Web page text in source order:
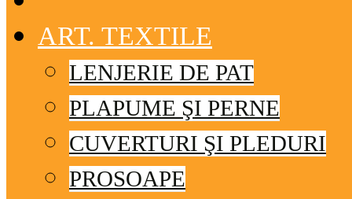
ART. TEXTILE
LENJERIE DE PAT
PLAPUME ŞI PERNE
CUVERTURI ŞI PLEDURI
PROSOAPE